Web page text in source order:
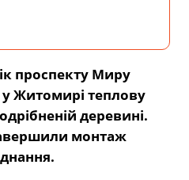
проспекту Миру
Житомирі теплову
деревині.
монтаж